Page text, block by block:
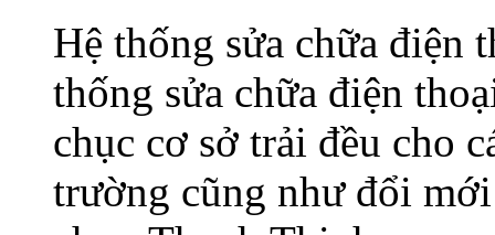
Hệ thống sửa chữa điện
thống sửa chữa điện
chục cơ sở trải đều cho
trường cũng như đổi